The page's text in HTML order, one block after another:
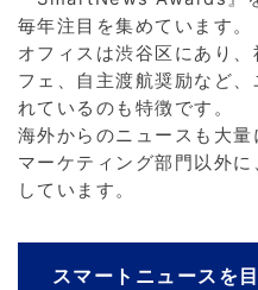
毎年注目を集めています。
オフィスは渋谷区にあり
フェ、自主渡航奨励など
れているのも特徴です。
海外からのニュースも大
マーケティング部門以外
しています。
スマートニュースを